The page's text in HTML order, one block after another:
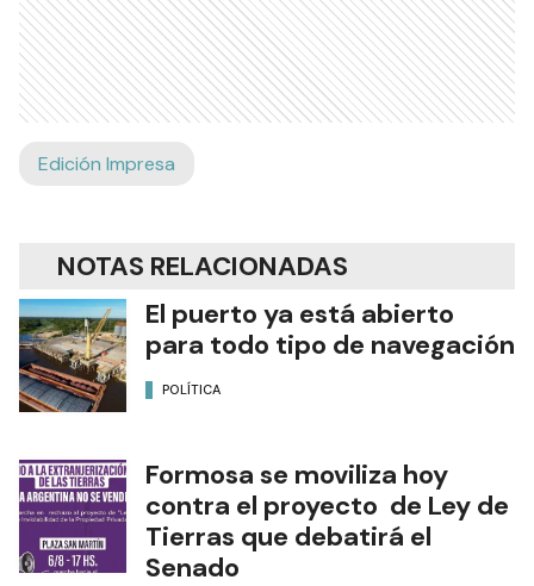
Edición Impresa
NOTAS RELACIONADAS
El puerto ya está abierto
para todo tipo de navegación
POLÍTICA
Formosa se moviliza hoy
contra el proyecto de Ley de
Tierras que debatirá el
Senado